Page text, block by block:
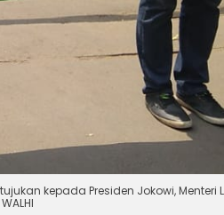
kepada Presiden Jokowi,